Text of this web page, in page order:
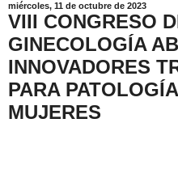
miércoles, 11 de octubre de 2023
VIII CONGRESO
GINECOLOGÍA
INNOVADORES
PARA
MUJERES